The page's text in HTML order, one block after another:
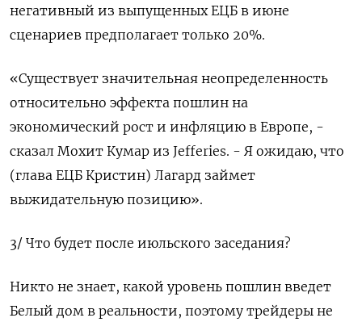
негативный из выпущенных ЕЦБ в июне
сценариев предполагает только 20%.
«Существует значительная неопределенность
относительно эффекта пошлин на
экономический рост и инфляцию в Европе, -
сказал Мохит Кумар из Jefferies. - Я ожидаю, что
(глава ЕЦБ Кристин) Лагард займет
выжидательную позицию».
3/ Что будет после июльского заседания?
Никто не знает, какой уровень пошлин введет
Белый дом в реальности, поэтому трейдеры не